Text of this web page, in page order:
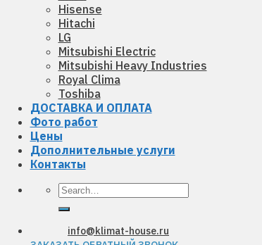
Hisense
Hitachi
LG
Mitsubishi Electric
Mitsubishi Heavy Industries
Royal Clima
Toshiba
ДОСТАВКА И ОПЛАТА
Фото работ
Цены
Дополнительные услуги
Контакты
Search
info@klimat-house.ru